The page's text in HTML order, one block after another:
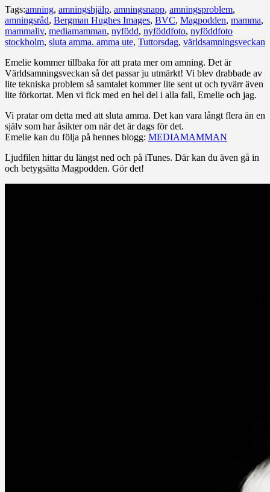
Tags:amning, amningshjälp, amningsnapp, amningsproblem,
amningsråd, Bergman Hughes Images, BVC, Magpodden, mamma,
mammaliv, mediamamman, nyfödd, nyföddfoto, nyföddfoto
stockholm, sluta amma. amma ute, Tuttorsdag, världsamningsveckan
Emelie kommer tillbaka för att prata mer om amning. Det är
Världsamningsveckan så det passar ju utmärkt! Vi blev drabbade av
lite tekniska problem så samtalet kommer lite sent ut och tyvärr även
lite förkortat. Men vi fick med en hel del i alla fall, Emelie och jag.
Vi pratar om detta med att sluta amma. Det kan vara långt flera än en
själv som har åsikter om när det är dags för det.
Emelie kan du följa på hennes blogg: MEDIAMAMMAN
Ljudfilen hittar du längst ned och på iTunes. Där kan du även gå in
och betygsätta Magpodden. Gör det!